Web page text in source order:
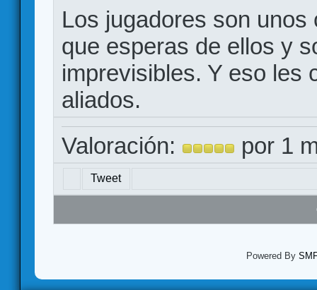
Los jugadores son
que esperas de ellos y
imprevisibles. Y eso les
aliados.
Valoración:
por 1
Tweet
Powered By